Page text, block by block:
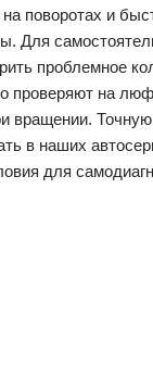
поворотах и
Для
проблемное
проверяют на
вращении. Точную
в наших
для